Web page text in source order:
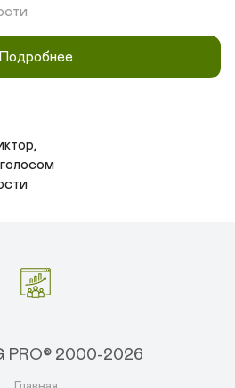
Подробнее
PRO© 2000-2026